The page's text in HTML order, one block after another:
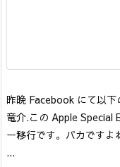
昨晩 Facebook にて以下
竜介.この Apple Special
ー移行です。バカですよ
...